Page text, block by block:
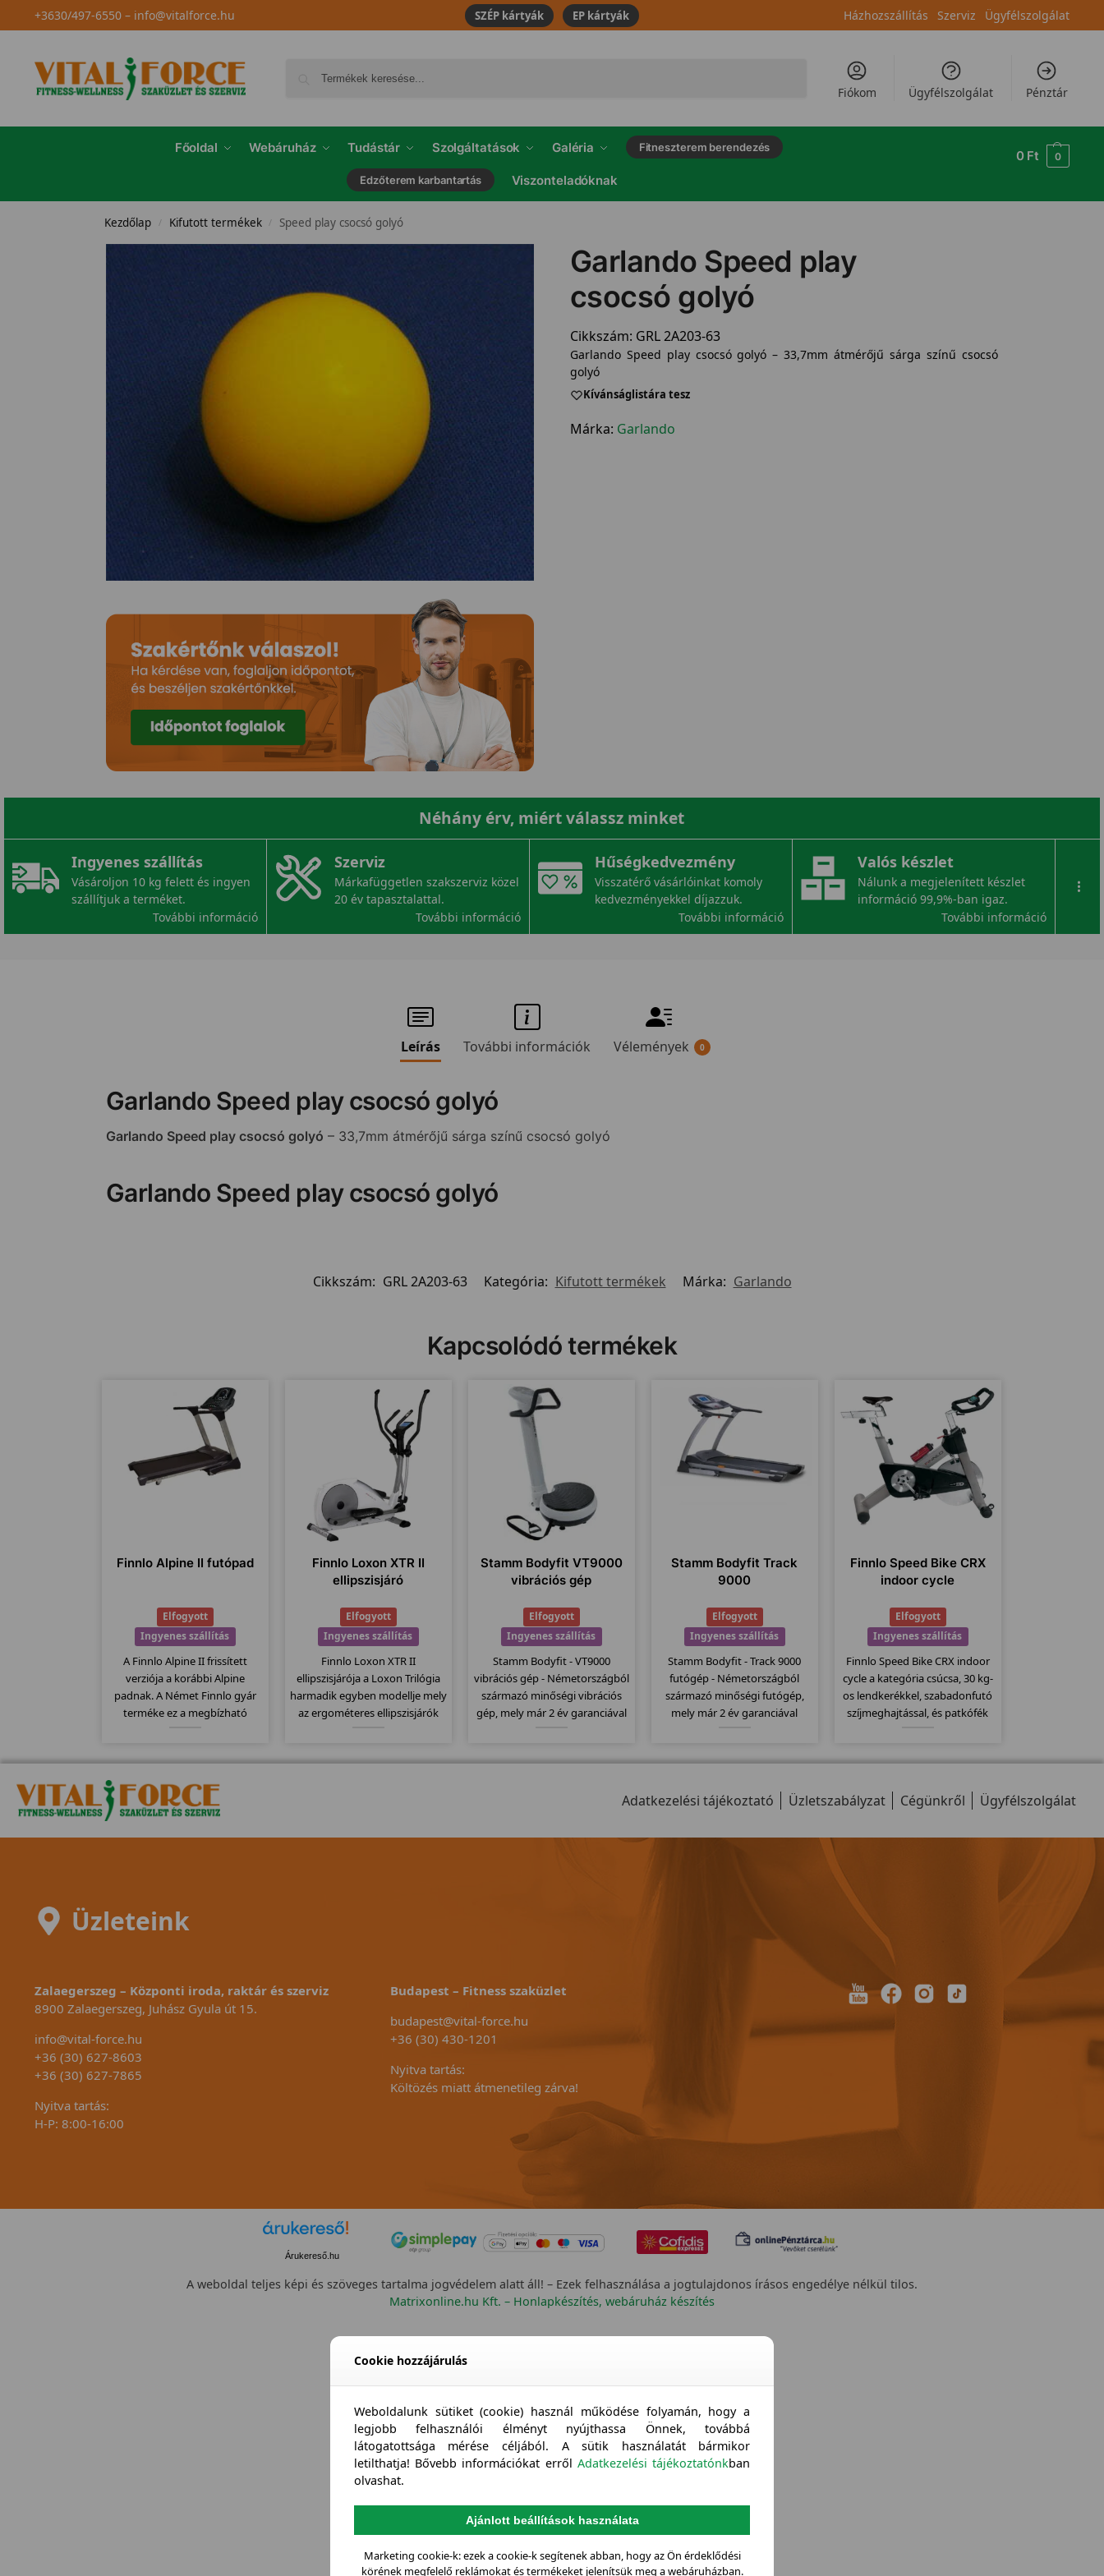
+3630/497-6550– info@vitalforce.hu SZÉP kártyák EP kártyák Házhozszállítás Szerviz Ügyfélszolgálat
Fiókom Ügyfélszolgálat Pénztár
Főoldal Webáruház Tudástár Szolgáltatások Galéria Fitneszterem berendezés
Edzőterem karbantartás Viszonteladóknak
0 Ft 0
Kezdőlap / Kifutott termékek / Speed play csocsó golyó
Garlando Speed play
csocsó golyó
Cikkszám: GRL 2A203-63
Garlando Speed play csocsó golyó – 33,7mm átmérőjű sárga színű csocsó
golyó
Kívánságlistára tesz
Márka: Garlando
Néhány érv, miért válassz minket
Ingyenes szállítás
Vásároljon 10 kg felett és ingyen
szállítjuk a terméket.
További információ
Szerviz
Márkafüggetlen szakszerviz közel
20 év tapasztalattal.
További információ
Hűségkedvezmény
Visszatérő vásárlóinkat komoly
kedvezményekkel díjazzuk.
További információ
Valós készlet
Nálunk a megjelenített készlet
információ 99,9%-ban igaz.
További információ
...
Leírás További információk Vélemények 0
Garlando Speed play csocsó golyó
Garlando Speed play csocsó golyó – 33,7mm átmérőjű sárga színű csocsó golyó
Garlando Speed play csocsó golyó
Cikkszám: GRL 2A203-63 Kategória: Kifutott termékek Márka: Garlando
Kapcsolódó termékek
Finnlo Alpine II futópad
Elfogyott
Ingyenes szállítás
A Finnlo Alpine II frissített
verziója a korábbi Alpine
padnak. A Német Finnlo gyár
terméke ez a megbízható
futófelület, szállítógörgők, 23
program... stb jellemzi ezt a
modellt.
Finnlo Loxon XTR II
ellipszisjáró
Elfogyott
Ingyenes szállítás
Finnlo Loxon XTR II
ellipszisjárója a Loxon Trilógia
harmadik egyben modellje mely
az ergométeres ellipszisjárók
erősségi fokozattal és 25-400
Stamm Bodyfit VT9000
vibrációs gép
Elfogyott
Ingyenes szállítás
Stamm Bodyfit - VT9000
vibrációs gép - Németországból
származó minőségi vibrációs
gép, mely már 2 év garanciával
egy nagy motor dolgoztat meg,
Stamm Bodyfit Track
9000
Elfogyott
Ingyenes szállítás
Stamm Bodyfit - Track 9000
futógép - Németországból
származó minőségi futógép,
mely már 2 év garanciával
kategóriájához képest
rendelkezik.
Finnlo Speed Bike CRX
indoor cycle
Elfogyott
Ingyenes szállítás
Finnlo Speed Bike CRX indoor
cycle a kategória csúcsa, 30 kg-
os lendkerékkel, szabadonfutó
szíjmeghajtással, és patkófék
kitartóknak, ekkora
dönthetünk meg!
Adatkezelési tájékoztató Üzletszabályzat Cégünkről Ügyfélszolgálat
Üzleteink
Zalaegerszeg – Központi iroda, raktár és szerviz
8900 Zalaegerszeg, Juhász Gyula út 15.
info@vital-force.hu
+36 (30) 627-8603
+36 (30) 627-7865
Nyitva tartás:
H-P: 8:00-16:00
Budapest – Fitness szaküzlet
budapest@vital-force.hu
+36 (30) 430-1201
Nyitva tartás:
Költözés miatt átmenetileg zárva!
Árukereső.hu
A weboldal teljes képi és szöveges tartalma jogvédelem alatt áll! – Ezek felhasználása a jogtulajdonos írásos engedélye nélkül tilos.
Matrixonline.hu Kft. – Honlapkészítés, webáruház készítés
Cookie hozzájárulás
Weboldalunk sütiket (cookie) használ működése folyamán, hogy a
legjobb felhasználói élményt nyújthassa Önnek, továbbá
látogatottsága mérése céljából. A sütik használatát bármikor
letilthatja! Bővebb információkat erről Adatkezelési tájékoztatónkban
olvashat.
Ajánlott beállítások használata
Marketing cookie-k: ezek a cookie-k segítenek abban, hogy az Ön érdeklődési
körének megfelelő reklámokat és termékeket jelenítsük meg a webáruházban.